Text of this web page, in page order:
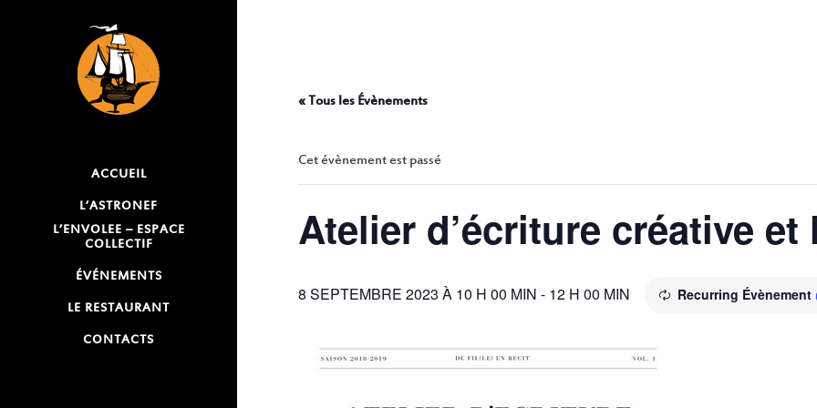
ACCUEIL
L’ASTRONEF
L’ENVOLEE – ESPACE
COLLECTIF
ÉVÉNEMENTS
LE RESTAURANT
CONTACTS
« Tous les Évènements
Cet évènement est passé
Atelier d’écriture créative
8 SEPTEMBRE 2023 À 10 H 00 MIN - 12 H 00 MIN Recurring Évènement